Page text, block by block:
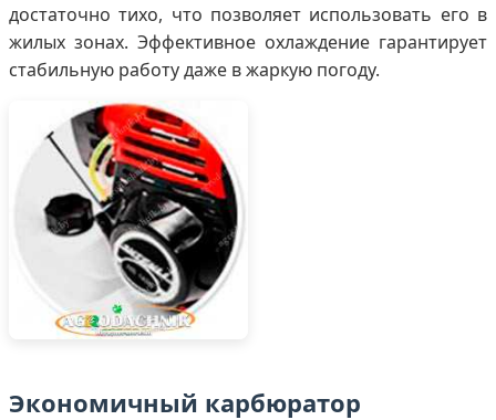
достаточно тихо, что позволяет использовать его в
жилых зонах. Эффективное охлаждение гарантирует
стабильную работу даже в жаркую погоду.
Экономичный карбюратор